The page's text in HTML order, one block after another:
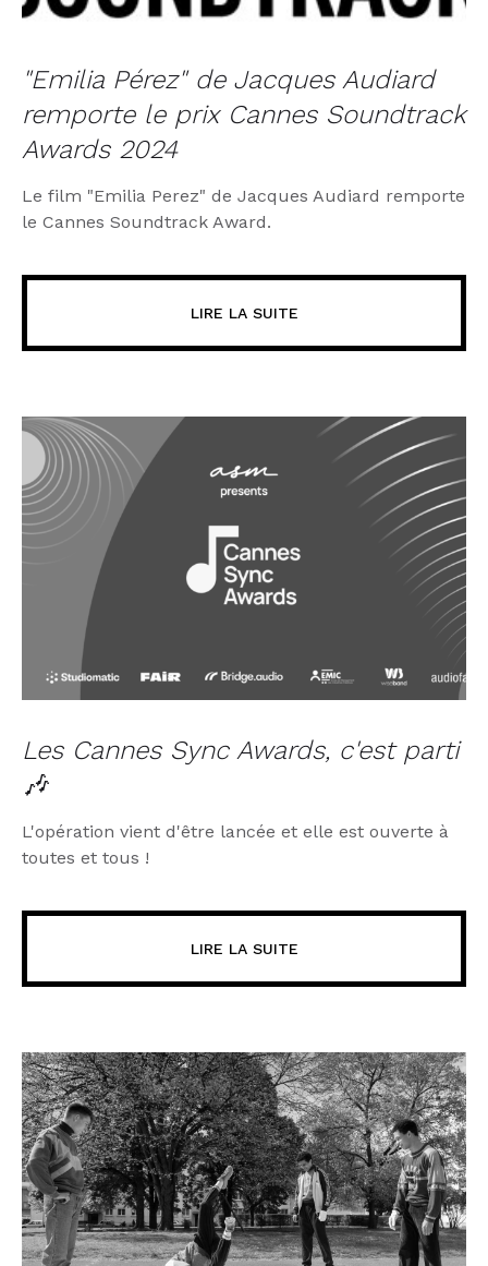
"Emilia Pérez" de Jacques Audiard
remporte le prix Cannes Soundtrack
Awards 2024
Le film "Emilia Perez" de Jacques Audiard remporte
le Cannes Soundtrack Award.
LIRE LA SUITE
Les Cannes Sync Awards, c'est parti
🎶
L'opération vient d'être lancée et elle est ouverte à
toutes et tous !
LIRE LA SUITE